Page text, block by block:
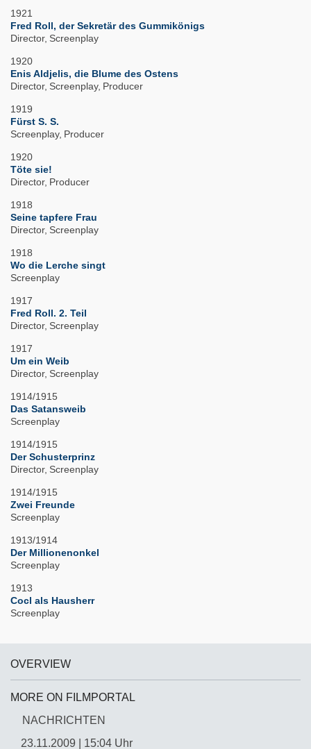
1921
Fred Roll, der Sekretär des Gummikönigs
Director Screenplay
1920
Enis Aldjelis, die Blume des Ostens
Director Screenplay Producer
1919
Fürst S. S.
Screenplay Producer
1920
Töte sie!
Director Producer
1918
Seine tapfere Frau
Director Screenplay
1918
Wo die Lerche singt
Screenplay
1917
Fred Roll. 2. Teil
Director Screenplay
1917
Um ein Weib
Director Screenplay
1914/1915
Das Satansweib
Screenplay
1914/1915
Der Schusterprinz
Director Screenplay
1914/1915
Zwei Freunde
Screenplay
1913/1914
Der Millionenonkel
Screenplay
1913
Cocl als Hausherr
Screenplay
OVERVIEW
MORE ON FILMPORTAL
NACHRICHTEN
23.11.2009 | 15:04 Uhr